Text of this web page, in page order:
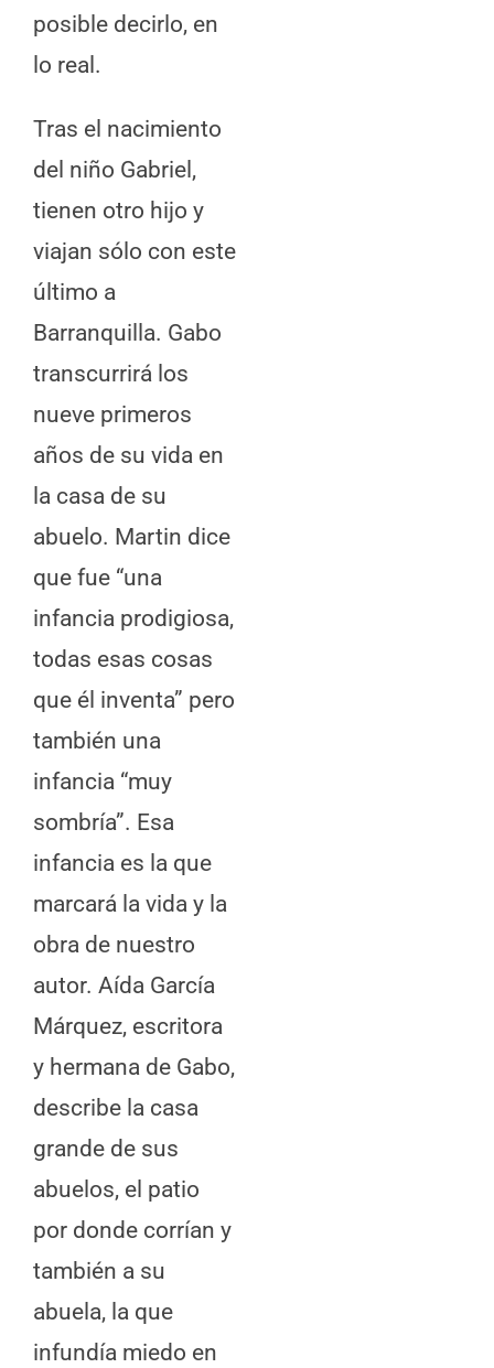
posible decirlo, en
lo real.
Tras el nacimiento
del niño Gabriel,
tienen otro hijo y
viajan sólo con este
último a
Barranquilla. Gabo
transcurrirá los
nueve primeros
años de su vida en
la casa de su
abuelo. Martin dice
que fue “una
infancia prodigiosa,
todas esas cosas
que él inventa” pero
también una
infancia “muy
sombría”. Esa
infancia es la que
marcará la vida y la
obra de nuestro
autor. Aída García
Márquez, escritora
y hermana de Gabo,
describe la casa
grande de sus
abuelos, el patio
por donde corrían y
también a su
abuela, la que
infundía miedo en